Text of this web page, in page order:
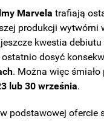
Marvelatrafiają
produkcji wytwórni
kwestia
dosyć
. Można więc śmiało
lub 30 września.
podstawowej ofercie